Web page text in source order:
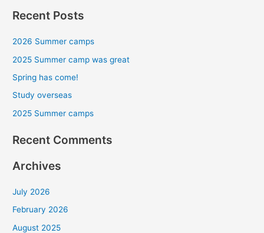
a
h
f
o
r
Recent Posts
2026 Summer camps
2025 Summer camp was great
Spring has come!
Study overseas
2025 Summer camps
Recent Comments
Archives
July 2026
February 2026
August 2025